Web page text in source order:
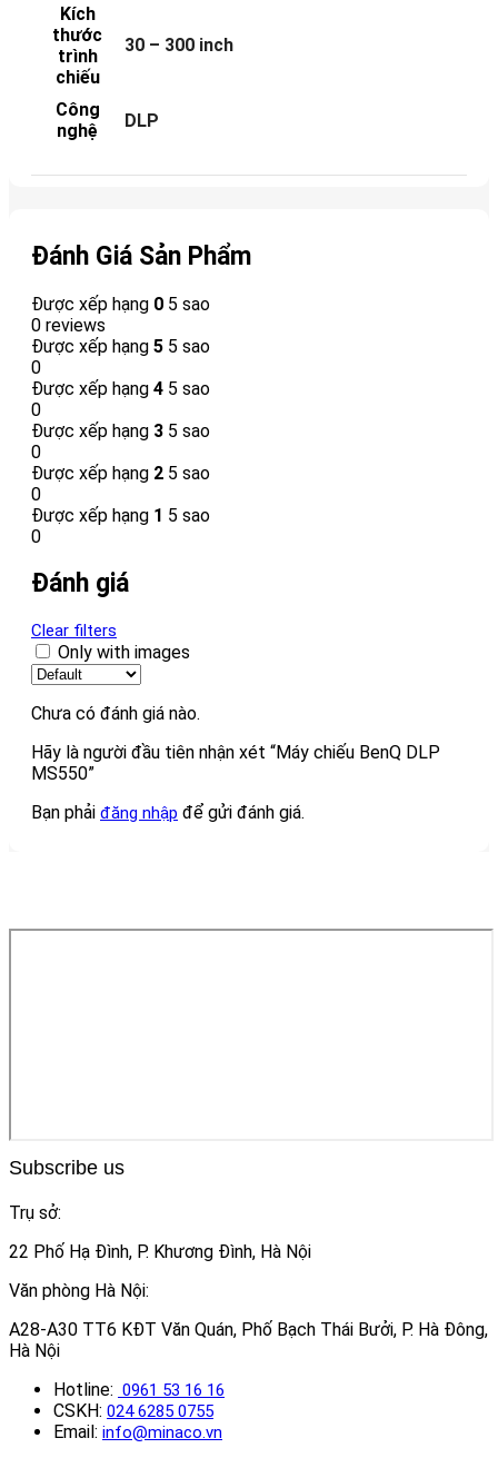
Kích
thước
trình
chiếu
30 – 300 inch
Công
nghệ
DLP
Đánh Giá Sản Phẩm
Được xếp hạng 0 5 sao
0 reviews
Được xếp hạng 5 5 sao
0
Được xếp hạng 4 5 sao
0
Được xếp hạng 3 5 sao
0
Được xếp hạng 2 5 sao
0
Được xếp hạng 1 5 sao
0
Đánh giá
Clear filters
Only with images
Chưa có đánh giá nào.
Hãy là người đầu tiên nhận xét “Máy chiếu BenQ DLP
MS550”
Bạn phải đăng nhập để gửi đánh giá.
Subscribe us
Trụ sở:
22 Phố Hạ Đình, P. Khương Đình, Hà Nội
Văn phòng Hà Nội:
A28-A30 TT6 KĐT Văn Quán, Phố Bạch Thái Bưởi, P. Hà Đông,
Hà Nội
Hotline: 0961 53 16 16
CSKH: 024 6285 0755
Email: info@minaco.vn